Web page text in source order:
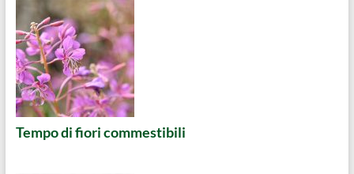
Tempo di fiori commestibili